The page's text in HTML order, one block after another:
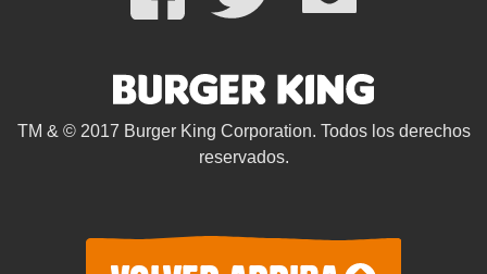
TM & © 2017 Burger King Corporation. Todos los derechos
reservados.